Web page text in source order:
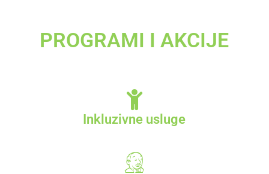
PROGRAMI I AKCIJE
Inkluzivne usluge